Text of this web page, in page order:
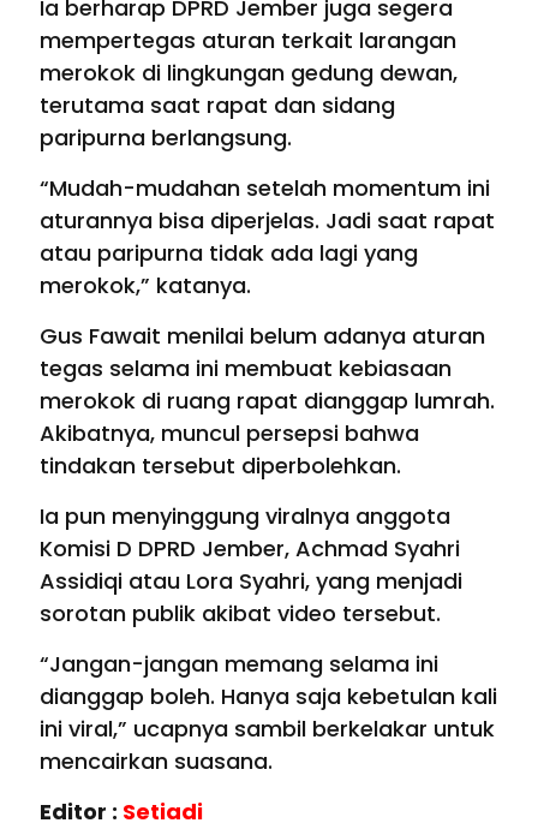
Ia berharap DPRD Jember juga segera
mempertegas aturan terkait larangan
merokok di lingkungan gedung dewan,
terutama saat rapat dan sidang
paripurna berlangsung.
“Mudah-mudahan setelah momentum ini
aturannya bisa diperjelas. Jadi saat rapat
atau paripurna tidak ada lagi yang
merokok,” katanya.
Gus Fawait menilai belum adanya aturan
tegas selama ini membuat kebiasaan
merokok di ruang rapat dianggap lumrah.
Akibatnya, muncul persepsi bahwa
tindakan tersebut diperbolehkan.
Ia pun menyinggung viralnya anggota
Komisi D DPRD Jember, Achmad Syahri
Assidiqi atau Lora Syahri, yang menjadi
sorotan publik akibat video tersebut.
“Jangan-jangan memang selama ini
dianggap boleh. Hanya saja kebetulan kali
ini viral,” ucapnya sambil berkelakar untuk
mencairkan suasana.
Editor : Setiadi